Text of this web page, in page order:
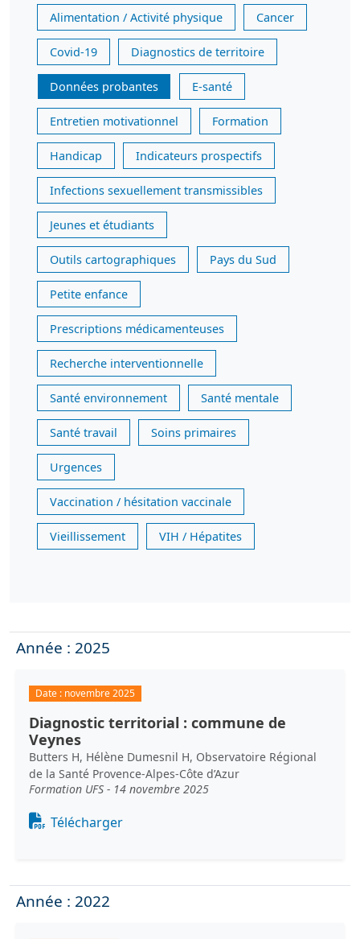
Alimentation / Activité physique Cancer
Covid-19 Diagnostics de territoire
Données probantes E-santé
Entretien motivationnel Formation
Handicap Indicateurs prospectifs
Infections sexuellement transmissibles
Jeunes et étudiants
Outils cartographiques Pays du Sud
Petite enfance
Prescriptions médicamenteuses
Recherche interventionnelle
Santé environnement Santé mentale
Santé travail Soins primaires
Urgences
Vaccination / hésitation vaccinale
Vieillissement VIH / Hépatites
Année : 2025
Date : novembre 2025
Diagnostic territorial : commune de
Veynes
Butters H, Hélène Dumesnil H, Observatoire Régional
de la Santé Provence-Alpes-Côte d’Azur
Formation UFS - 14 novembre 2025
Document
Télécharger
Année : 2022